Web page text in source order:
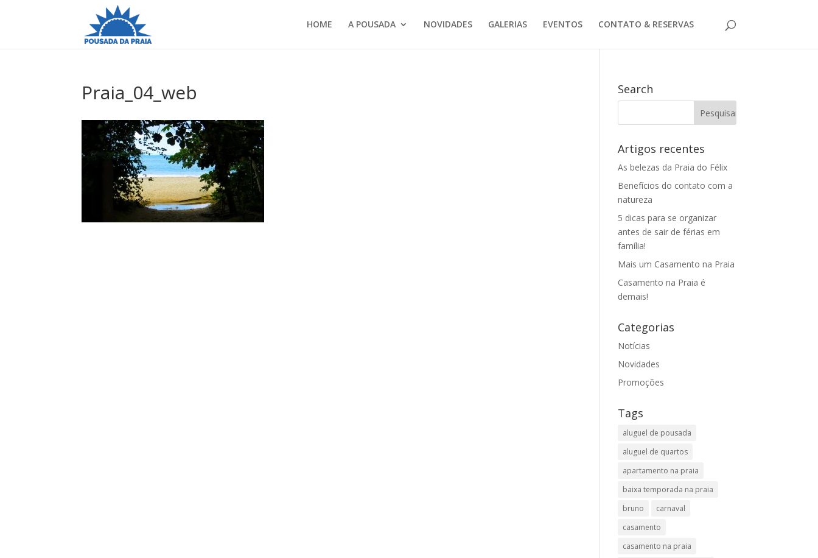
HOME A POUSADA NOVIDADES GALERIAS EVENTOS CONTATO & RESERVAS
Praia_04_web Search
Artigos recentes
As belezas da Praia do Félix
Benefícios do contato com a
natureza
5 dicas para se organizar
antes de sair de férias em
família!
Mais um Casamento na Praia
Casamento na Praia é
demais!
Categorias
Notícias
Novidades
Promoções
Tags
aluguel de pousada
aluguel de quartos
apartamento na praia
baixa temporada na praia
bruno
carnaval
casamento
casamento na praia